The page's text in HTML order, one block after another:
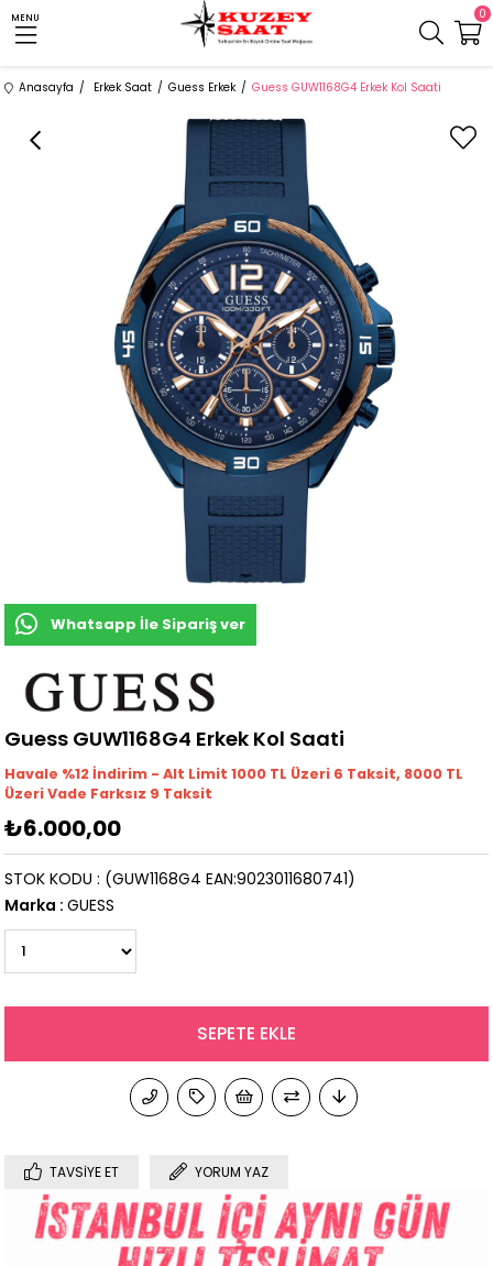
MENU 0
Anasayfa Erkek Saat Guess Erkek Guess GUW1168G4 Erkek Kol Saati
Whatsapp İle Sipariş ver
Guess GUW1168G4 Erkek Kol Saati
Havale %12 İndirim - Alt Limit 1000 TL Üzeri 6 Taksit, 8000 TL
Üzeri Vade Farksız 9 Taksit
₺6.000,00
(GUW1168G4 EAN:9023011680741)
STOK KODU
Marka : GUESS
TAVSIYE ET YORUM YAZ